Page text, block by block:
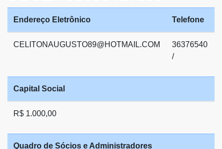
Endereço Eletrônico Telefone
CELITONAUGUSTO89@HOTMAIL.COM
36376540
/
Capital Social
R$ 1.000,00
Quadro de Sócios e Administradores